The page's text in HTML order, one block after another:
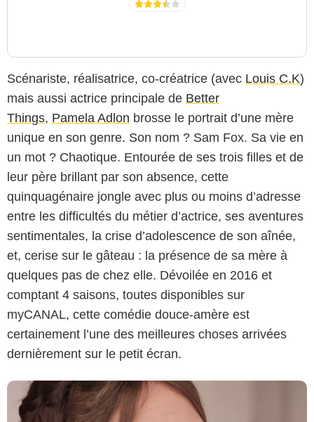
Scénariste, réalisatrice, co-créatrice (avec Louis C.K)
mais aussi actrice principale de Better
Things, Pamela Adlon brosse le portrait d’une mère
unique en son genre. Son nom ? Sam Fox. Sa vie en
un mot ? Chaotique. Entourée de ses trois filles et de
leur père brillant par son absence, cette
quinquagénaire jongle avec plus ou moins d’adresse
entre les difficultés du métier d’actrice, ses aventures
sentimentales, la crise d’adolescence de son aînée,
et, cerise sur le gâteau : la présence de sa mère à
quelques pas de chez elle. Dévoilée en 2016 et
comptant 4 saisons, toutes disponibles sur
myCANAL, cette comédie douce-amère est
certainement l’une des meilleures choses arrivées
dernièrement sur le petit écran.